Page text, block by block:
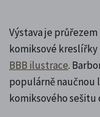
Výstava je
komiksové
BBB ilustrace.
populárně
komiksového